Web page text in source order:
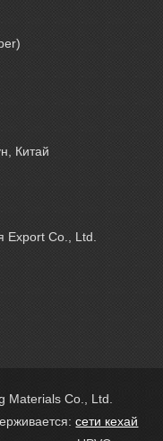
Китай
Export Co., Ltd.
Materials Co., Ltd.
сети кехай